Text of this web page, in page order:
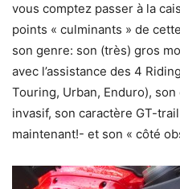
vous comptez passer à la
points « culminants » de
son genre: son (très) gros
avec l’assistance des 4
Touring, Urban, Enduro),
invasif, son caractère GT-
maintenant!- et son « côté